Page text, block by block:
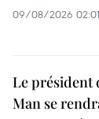
09/08/2026 02:01
Le président
Man se